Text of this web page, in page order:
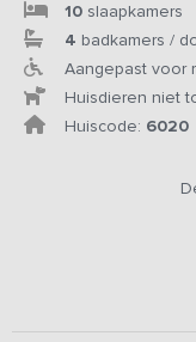
10 slaapkamers
4 badkamers /
Aangepast voor
Huisdieren niet
Huiscode: 6020